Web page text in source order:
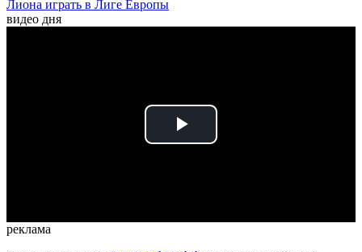
Лиона играть в Лиге Европы
видео дня
Play
реклама